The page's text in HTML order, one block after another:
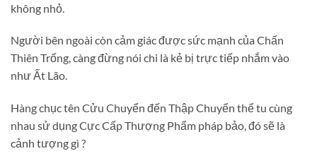
không nhỏ.
Người bên ngoài còn cảm giác được sức mạnh của Chấn
Thiên Trống, càng đừng nói chi là kẻ bị trực tiếp nhắm vào
như Ất Lão.
Hàng chục tên Cửu Chuyển đến Thập Chuyển thể tu cùng
nhau sử dụng Cực Cấp Thượng Phẩm pháp bảo, đó sẽ là
cảnh tượng gì ?